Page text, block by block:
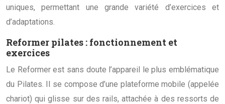
uniques, permettant une grande variété d’exercices et
d’adaptations.
Reformer pilates : fonctionnement et
exercices
Le Reformer est sans doute l’appareil le plus emblématique
du Pilates. Il se compose d’une plateforme mobile (appelée
chariot) qui glisse sur des rails, attachée à des ressorts de